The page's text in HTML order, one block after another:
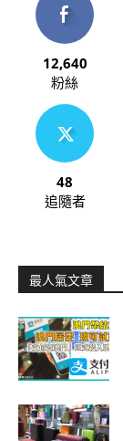
12,640
粉絲
48
追隨者
最人氣文章